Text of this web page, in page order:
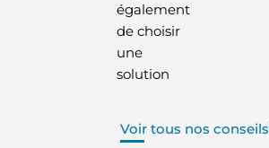
également
de choisir
une
solution
Voir tous nos conseils